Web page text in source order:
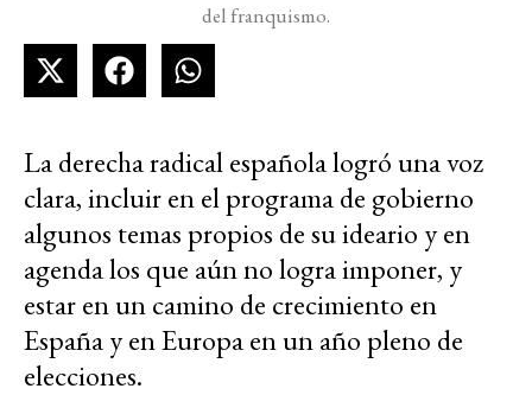
del franquismo.
La derecha radical española logró una voz
clara, incluir en el programa de gobierno
algunos temas propios de su ideario y en
agenda los que aún no logra imponer, y
estar en un camino de crecimiento en
España y en Europa en un año pleno de
elecciones.